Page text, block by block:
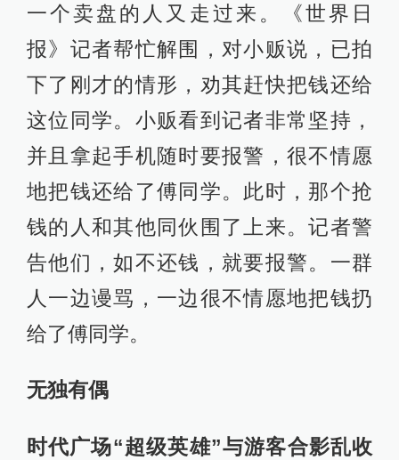
一个卖盘的人又走过来。《世界日
报》记者帮忙解围，对小贩说，已拍
下了刚才的情形，劝其赶快把钱还给
这位同学。小贩看到记者非常坚持，
并且拿起手机随时要报警，很不情愿
地把钱还给了傅同学。此时，那个抢
钱的人和其他同伙围了上来。记者警
告他们，如不还钱，就要报警。一群
人一边谩骂，一边很不情愿地把钱扔
给了傅同学。
无独有偶
时代广场“超级英雄”与游客合影乱收